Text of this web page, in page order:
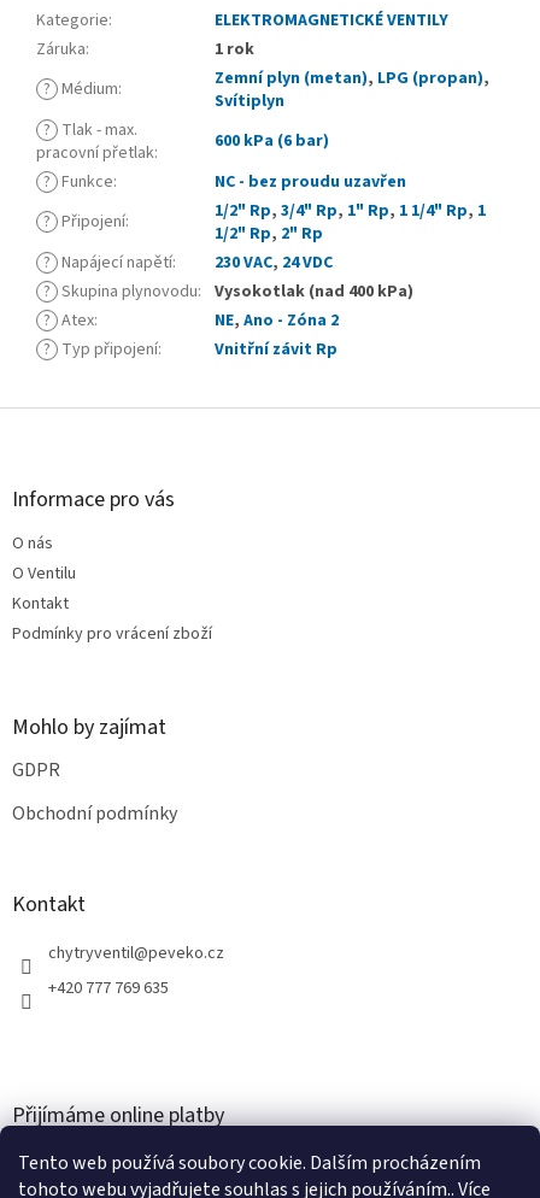
Tento web používá soubory cookie. Dalším procházením
tohoto webu vyjadřujete souhlas s jejich používáním.. Více
Kategorie:
ELEKTROMAGNETICKÉ VENTILY
Záruka:
1 rok
? Médium: Zemní plyn (metan), LPG (propan),
Svítiplyn
? Tlak - max.
pracovní přetlak:
600 kPa (6 bar)
? Funkce:
NC - bez proudu uzavřen
? Připojení: 1/2" Rp, 3/4" Rp, 1" Rp, 1 1/4" Rp, 1
1/2" Rp, 2" Rp
? Napájecí napětí: 230 VAC, 24 VDC
? Skupina plynovodu: Vysokotlak (nad 400 kPa)
? Atex: NE, Ano - Zóna 2
? Typ připojení: Vnitřní závit Rp
Z
Informace pro vás
O nás
O Ventilu
Kontakt
Podmínky pro vrácení zboží
Mohlo by zajímat
GDPR
Obchodní podmínky
Kontakt
chytryventil@peveko.cz
+420 777 769 635
Přijímáme online platby